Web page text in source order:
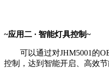
~应用二 · 智能灯具控制~
可以通过对JHM5001的
控制，达到智能开启、高效节